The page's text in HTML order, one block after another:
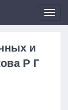
и
Р Г